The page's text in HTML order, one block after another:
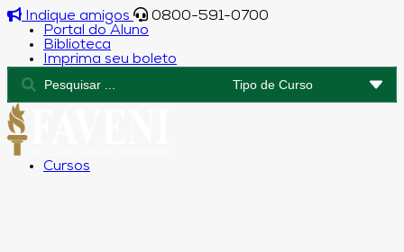
Indique amigos
0800-591-0700
Portal do Aluno
Biblioteca
Imprima seu boleto
Cursos